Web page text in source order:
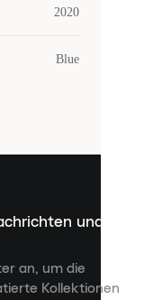
2020
Blue
und
an, um die
Kollektionen